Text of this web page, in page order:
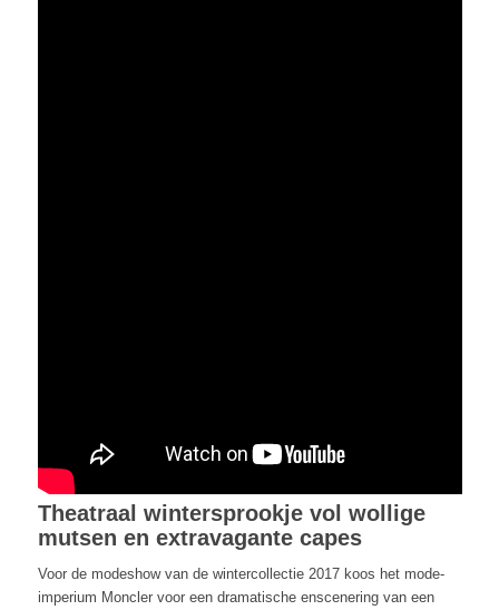
Theatraal wintersprookje vol wollige
mutsen en extravagante capes
Voor de modeshow van de wintercollectie 2017 koos het mode-
imperium Moncler voor een dramatische enscenering van een